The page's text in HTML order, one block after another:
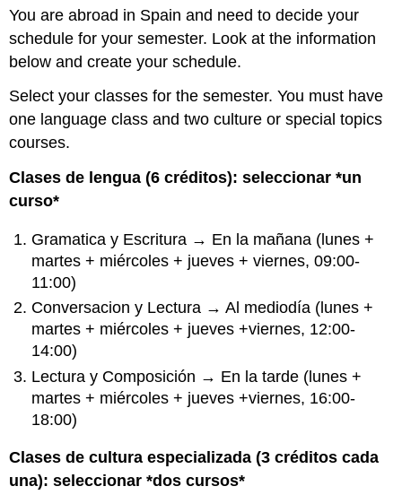
You are abroad in Spain and need to decide your
schedule for your semester. Look at the information
below and create your schedule.
Select your classes for the semester. You must have
one language class and two culture or special topics
courses.
Clases de lengua (6 créditos): seleccionar *un
curso*
Gramatica y Escritura → En la mañana (lunes +
martes + miércoles + jueves + viernes, 09:00-
11:00)
Conversacion y Lectura → Al mediodía (lunes +
martes + miércoles + jueves +viernes, 12:00-
14:00)
Lectura y Composición → En la tarde (lunes +
martes + miércoles + jueves +viernes, 16:00-
18:00)
Clases de cultura especializada (3 créditos cada
una): seleccionar *dos cursos*